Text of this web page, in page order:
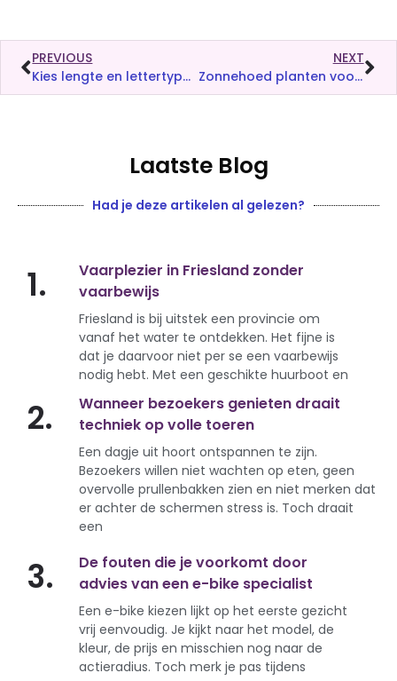
PREVIOUS
Kies lengte en lettertype vóór je bestelt
NEXT
Zonnehoed planten voor een relaxte kleurrijke tuin
Laatste Blog
Had je deze artikelen al gelezen?
1.
Vaarplezier in Friesland zonder
vaarbewijs
Friesland is bij uitstek een provincie om
vanaf het water te ontdekken. Het fijne is
dat je daarvoor niet per se een vaarbewijs
nodig hebt. Met een geschikte huurboot en
2.
Wanneer bezoekers genieten draait
techniek op volle toeren
Een dagje uit hoort ontspannen te zijn.
Bezoekers willen niet wachten op eten, geen
overvolle prullenbakken zien en niet merken dat
er achter de schermen stress is. Toch draait
een
3.
De fouten die je voorkomt door
advies van een e-bike specialist
Een e-bike kiezen lijkt op het eerste gezicht
vrij eenvoudig. Je kijkt naar het model, de
kleur, de prijs en misschien nog naar de
actieradius. Toch merk je pas tijdens